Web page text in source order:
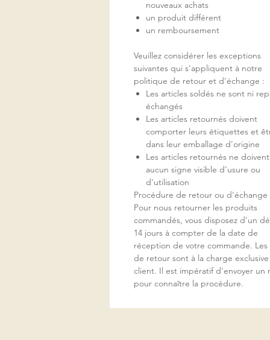
nouveaux achats
un produit différent
un remboursement
Veuillez considérer les exceptions
suivantes qui s'appliquent à notre
politique de retour et d’échange :
Les articles soldés ne sont ni
échangés
Les articles retournés doivent
comporter leurs étiquettes et
dans leur emballage d'origine
Les articles retournés ne
aucun signe visible d'usure ou
d'utilisation
Procédure de retour ou d'échange
Pour nous retourner les produits
commandés, vous disposez d'un
14 jours à compter de la date de
réception de votre commande. Les
de retour sont à la charge
client. Il est impératif d'envoyer un
pour connaître la procédure.